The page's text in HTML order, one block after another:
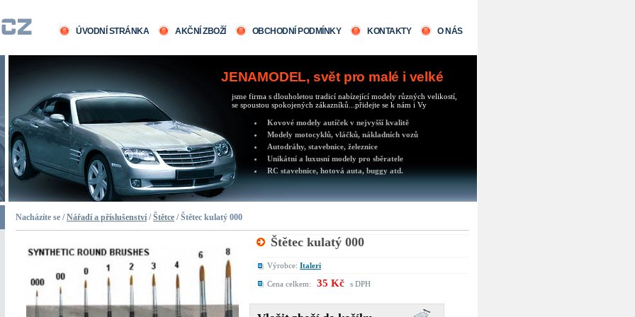
ÚVODNÍ STRÁNKA AKČNÍ ZBOŽÍ OBCHODNÍ PODMÍNKY KONTAKTY O NÁS
JENAMODEL, svět pro malé i velké
jsme firma s dlouholetou tradicí nabízející modely různých velikostí,
se spoustou spokojených zákazníků...přidejte se k nám i Vy
Kovové modely autíček v nejvyšší kvalitě
Modely motocyklů, vláčků, nákladních vozů
Autodráhy, stavebnice, železnice
Unikátní a luxusní modely pro sběratele
RC stavebnice, hotová auta, buggy atd.
Nacházíte se /Nářadí a příslušenství/Štětce / Štětec kulatý 000
Štětec kulatý 000
Výrobce: Italeri
Cena celkem: 35 Kč s DPH